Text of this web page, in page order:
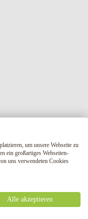
um unsere Webseite zu
ein großartiges Webseiten-
uns verwendeten Cookies
Alle akzeptieren